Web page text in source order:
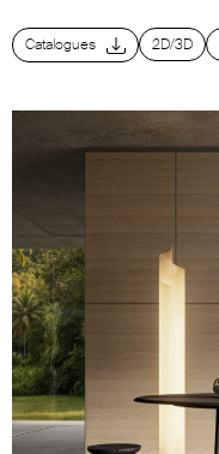
Catalogues 2D/3D